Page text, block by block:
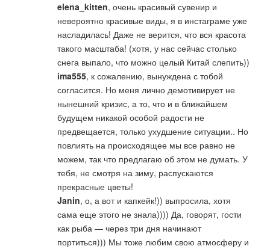
elena_kitten, очень красивый сувенир и
невероятно красивые виды, я в инстаграме уже
насладилась! Даже не верится, что вся красота
такого масштаба! (хотя, у нас сейчас столько
снега выпало, что можно целый Китай слепить))
ima555, к сожалению, вынуждена с тобой
согласится. Но меня лично демотивирует не
нынешний кризис, а то, что и в ближайшем
будущем никакой особой радости не
предвещается, только ухудшение ситуации.. Но
повлиять на происходящее мы все равно не
можем, так что предлагаю об этом не думать. У
тебя, не смотря на зиму, распускаются
прекрасные цветы!
Janin, о, а вот и капкейк!)) выпросила, хотя
сама еще этого не знала)))) Да, говорят, гости
как рыба — через три дня начинают
портиться))) Мы тоже любим свою атмосферу и